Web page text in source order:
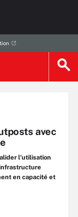
avec
l’utilisation
en capacité et